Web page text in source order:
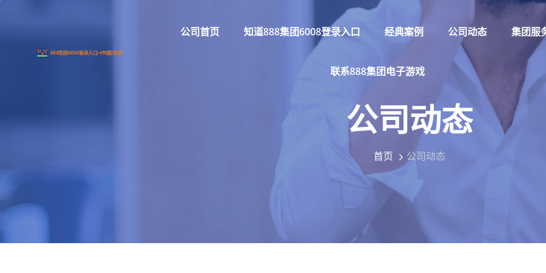
公司首页 知道888集团6008登录入口 经典案例 公司动态 集团服
联系888集团电子游戏
公司动态
首页 公司动态